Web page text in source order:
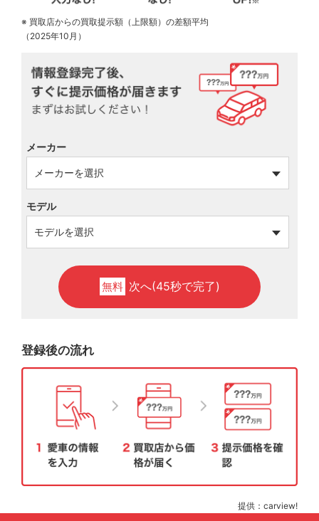
※ 買取店からの買取提示額（上限額）の差額平均
（2025年10月）
メーカー
モデル
無料 次へ(45秒で完了)
登録後の流れ
提供：carview!